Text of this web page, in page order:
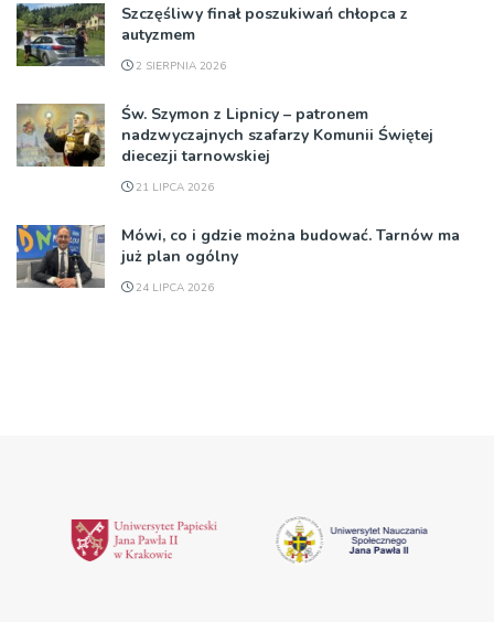
Szczęśliwy finał poszukiwań chłopca z
autyzmem
2 SIERPNIA 2026
Św. Szymon z Lipnicy – patronem
nadzwyczajnych szafarzy Komunii Świętej
diecezji tarnowskiej
21 LIPCA 2026
Mówi, co i gdzie można budować. Tarnów ma
już plan ogólny
24 LIPCA 2026